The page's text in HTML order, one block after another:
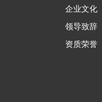
企业文化
领导致辞
资质荣誉